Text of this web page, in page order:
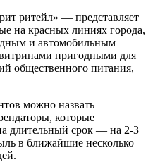
ритейл» — представляет
на красных линиях города,
и автомобильным
пригодными для
общественного питания,
можно назвать
которые
длительный срок — на 2-3
в ближайшие несколько